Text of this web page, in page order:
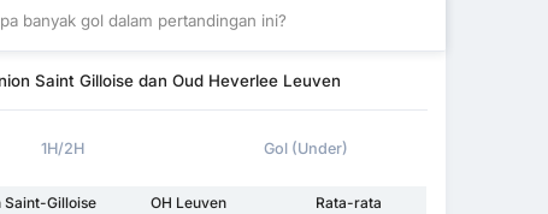
banyak gol dalam pertandingan ini?
Saint Gilloise dan Oud Heverlee Leuven
1H/2H Gol (Under)
Saint-Gilloise OH Leuven
Rata-rata